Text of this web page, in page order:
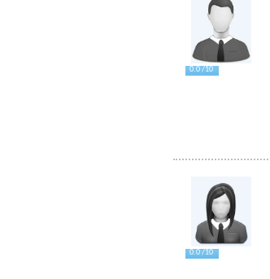
0.0 /10
0.0 /10